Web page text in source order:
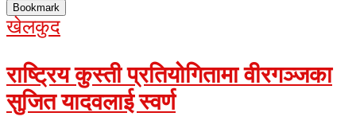
Bookmark
खेलकुद
राष्ट्रिय कुस्ती प्रतियोगितामा वीरगञ्जका
सुजित यादवलाई स्वर्ण